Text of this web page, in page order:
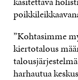
”Kohtasimme
kiertotalous
harhautua